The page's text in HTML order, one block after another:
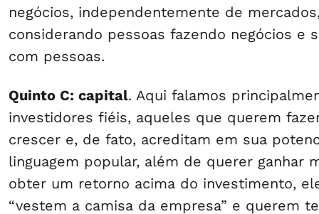
negócios, independentemente de
considerando pessoas fazendo negócios e
com pessoas.
Quinto C: capital. Aqui falamos
investidores fiéis, aqueles que querem
crescer e, de fato, acreditam em sua
linguagem popular, além de querer ganhar
obter um retorno acima do investimento,
“vestem a camisa da empresa” e querem